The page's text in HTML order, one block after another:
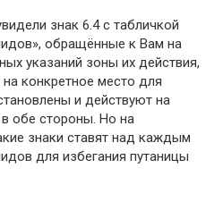
знак 6.4 с табличкой
обращённые к Вам на
указаний зоны их действия,
конкретное место для
и действуют на
обе стороны. Но на
знаки ставят над каждым
для избегания путаницы